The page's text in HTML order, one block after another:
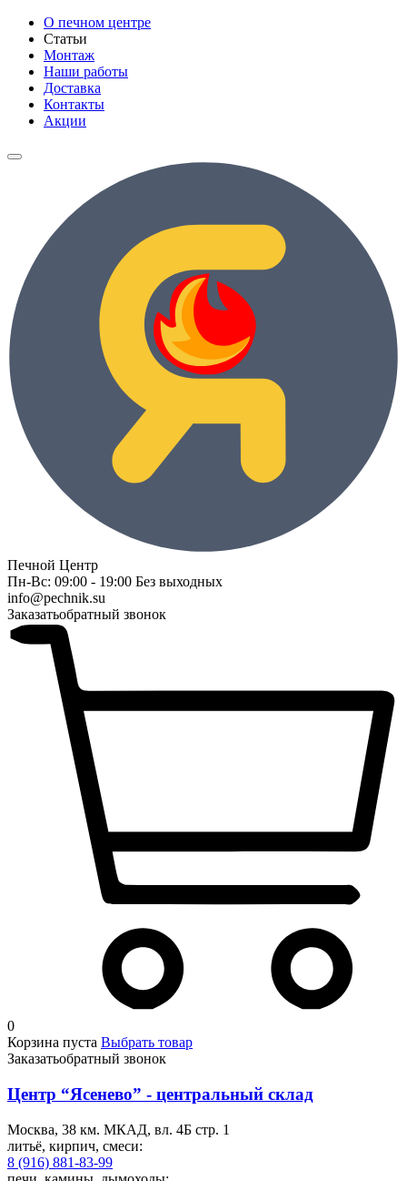
О печном центре
Статьи
Монтаж
Наши работы
Доставка
Контакты
Акции
Печной Центр
Пн-Вс: 09:00 - 19:00 Без выходных
info@pechnik.su
Заказатьобратный звонок
0
Корзина пуста Выбрать товар
Заказатьобратный звонок
Центр “Ясенево” - центральный склад
Москва, 38 км. МКАД, вл. 4Б стр. 1
литьё, кирпич, смеси:
8 (916) 881-83-99